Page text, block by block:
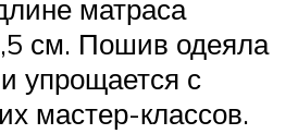
матраса
см. Пошив одеяла
упрощается с
мастер-классов.